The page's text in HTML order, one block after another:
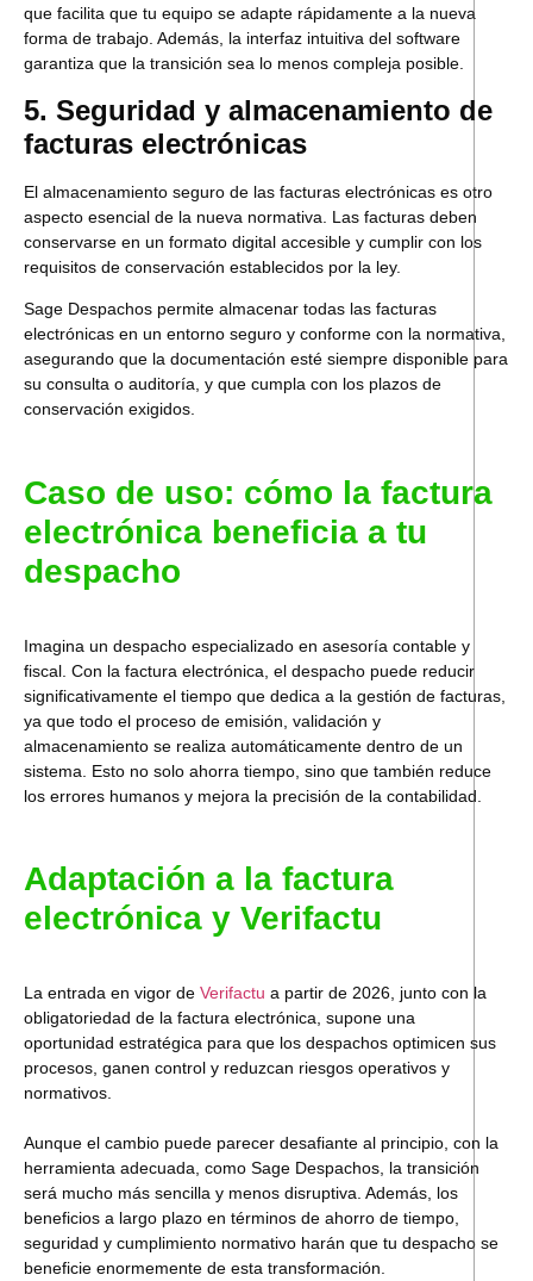
que facilita que tu equipo se adapte rápidamente a la nueva
forma de trabajo. Además, la interfaz intuitiva del software
garantiza que la transición sea lo menos compleja posible.
5. Seguridad y almacenamiento de
facturas electrónicas
El almacenamiento seguro de las facturas electrónicas es otro
aspecto esencial de la nueva normativa. Las facturas deben
conservarse en un formato digital accesible y cumplir con los
requisitos de conservación establecidos por la ley.
Sage Despachos permite almacenar todas las facturas
electrónicas en un entorno seguro y conforme con la normativa,
asegurando que la documentación esté siempre disponible para
su consulta o auditoría, y que cumpla con los plazos de
conservación exigidos.
Caso de uso: cómo la factura
electrónica beneficia a tu
despacho
Imagina un despacho especializado en asesoría contable y
fiscal. Con la factura electrónica, el despacho puede reducir
significativamente el tiempo que dedica a la gestión de facturas,
ya que todo el proceso de emisión, validación y
almacenamiento se realiza automáticamente dentro de un
sistema. Esto no solo ahorra tiempo, sino que también reduce
los errores humanos y mejora la precisión de la contabilidad.
Adaptación a la factura
electrónica y Verifactu
La entrada en vigor de Verifactu a partir de 2026 , junto con la
obligatoriedad de la factura electrónica , supone una
oportunidad estratégica para que los despachos optimicen sus
procesos, ganen control y reduzcan riesgos operativos y
normativos.
Aunque el cambio puede parecer desafiante al principio, con la
herramienta adecuada, como Sage Despachos, la transición
será mucho más sencilla y menos disruptiva. Además, los
beneficios a largo plazo en términos de ahorro de tiempo,
seguridad y cumplimiento normativo harán que tu despacho se
beneficie enormemente de esta transformación.